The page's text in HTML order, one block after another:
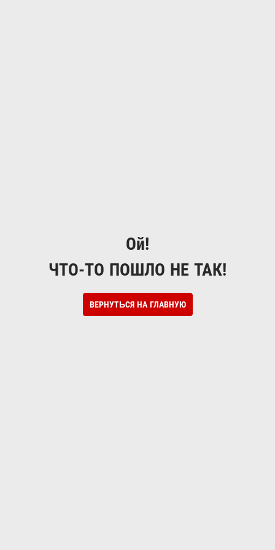
Ой!
ЧТО-ТО ПОШЛО НЕ ТАК!
ВЕРНУТЬСЯ НА ГЛАВНУЮ